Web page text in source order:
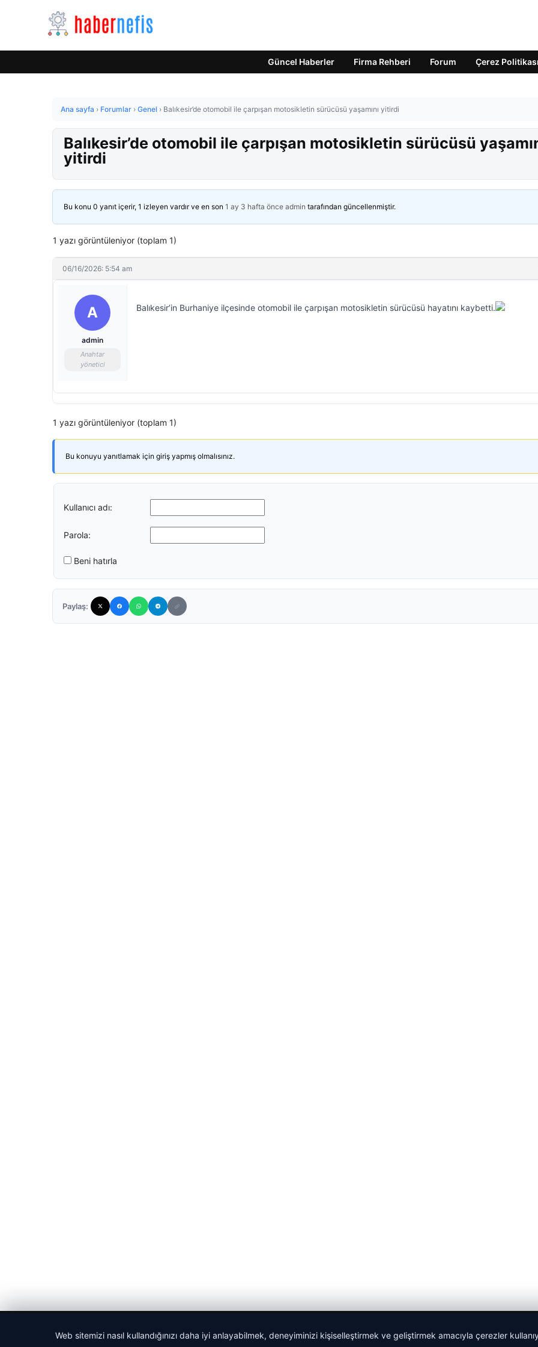
Güncel Haberler Firma Rehberi Forum Çerez Politikası
Ana sayfa › Forumlar › Genel › Balıkesir’de otomobil ile çarpışan motosikletin sürücüsü yaşamını yitirdi
Balıkesir’de otomobil ile çarpışan motosikletin sürücüsü
yitirdi
Bu konu 0 yanıt içerir, 1 izleyen vardır ve en son 1 ay 3 hafta önce admin tarafından güncellenmiştir.
1 yazı görüntüleniyor (toplam 1)
06/16/2026: 5:54 am
A
admin
Anahtar
yönetici
Balıkesir’in Burhaniye ilçesinde otomobil ile çarpışan motosikletin sürücüsü hayatını kaybetti.
1 yazı görüntüleniyor (toplam 1)
Bu konuyu yanıtlamak için giriş yapmış olmalısınız.
Kullanıcı adı:
Parola:
Beni hatırla
Paylaş:
Web sitemizi nasıl kullandığınızı daha iyi anlayabilmek, deneyiminizi kişiselleştirmek ve geliştirmek amacıyla çerezler